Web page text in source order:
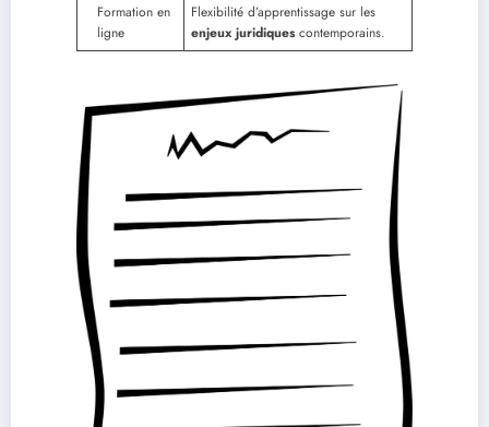
Formation en
ligne
Flexibilité d’apprentissage sur les
enjeux juridiquescontemporains.